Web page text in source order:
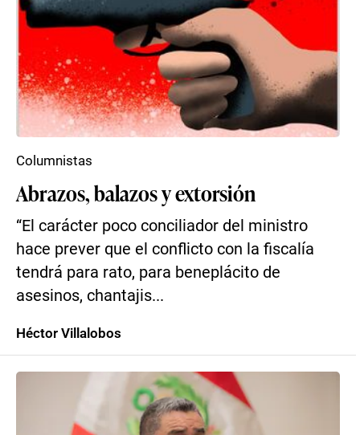
Abrazos, balazos y extorsión
“El carácter poco conciliador del ministro
hace prever que el conflicto con la fiscalía
tendrá para rato, para beneplácito de
asesinos, chantajis...
Columnistas
Héctor Villalobos